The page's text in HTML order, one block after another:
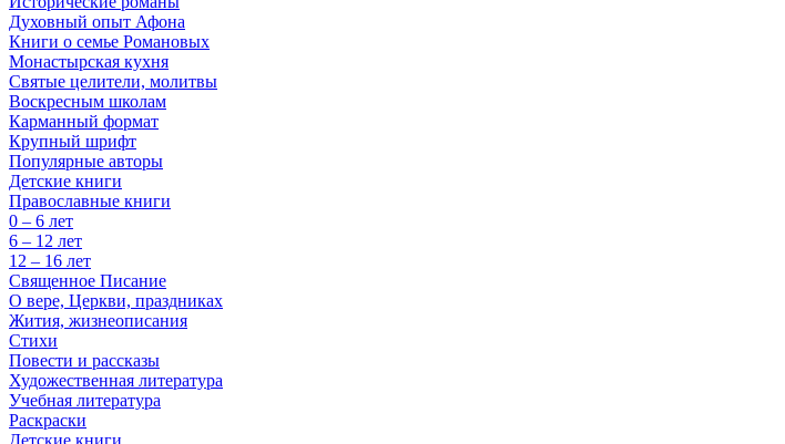
Духовный опыт Афона
Книги о семье Романовых
Монастырская кухня
Святые целители, молитвы
Воскресным школам
Карманный формат
Крупный шрифт
Популярные авторы
Детские книги
Православные книги
0 – 6 лет
6 – 12 лет
12 – 16 лет
Священное Писание
О вере, Церкви, праздниках
Жития, жизнеописания
Стихи
Повести и рассказы
Художественная литература
Учебная литература
Раскраски
Детские книги